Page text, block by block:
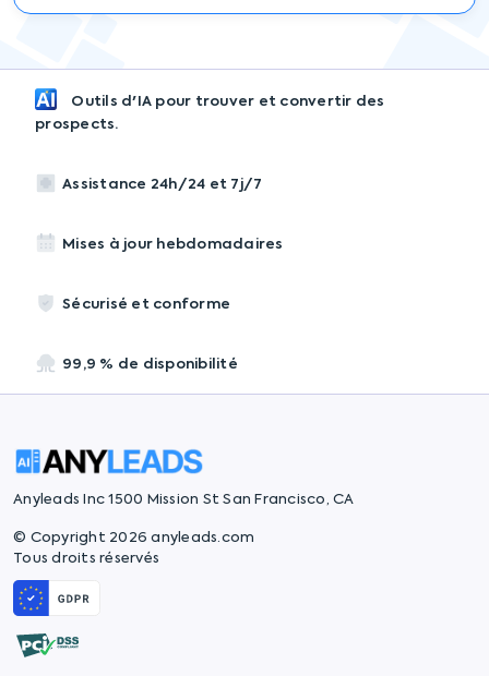
Outils d'IA pour trouver et convertir des
prospects.
Assistance 24h/24 et 7j/7
Mises à jour hebdomadaires
Sécurisé et conforme
99,9 % de disponibilité
Anyleads Inc 1500 Mission St San Francisco, CA
© Copyright 2026 anyleads.com
Tous droits réservés